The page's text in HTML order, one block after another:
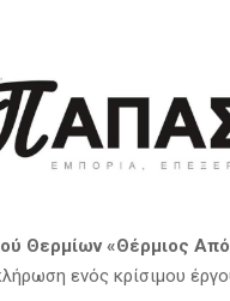
Θερμίων «Θέρμιος
ενός κρίσιμου